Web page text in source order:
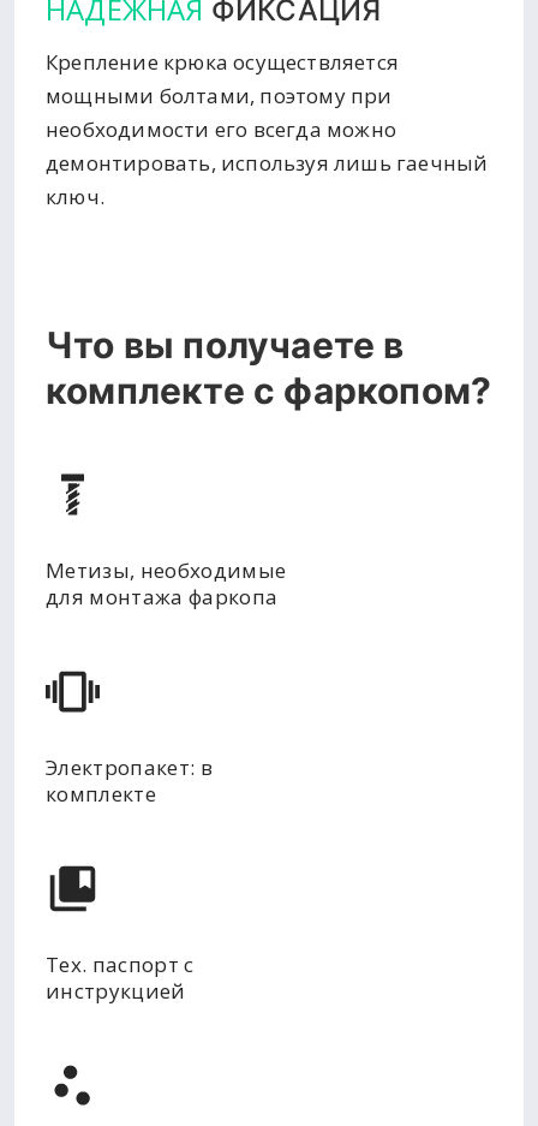
НАДЕЖНАЯ ФИКСАЦИЯ
Крепление крюка осуществляется
мощными болтами, поэтому при
необходимости его всегда можно
демонтировать, используя лишь гаечный
ключ.
Что вы получаете в
комплекте с фаркопом?
Метизы, необходимые
для монтажа фаркопа
Электропакет: в
комплекте
Тех. паспорт с
инструкцией